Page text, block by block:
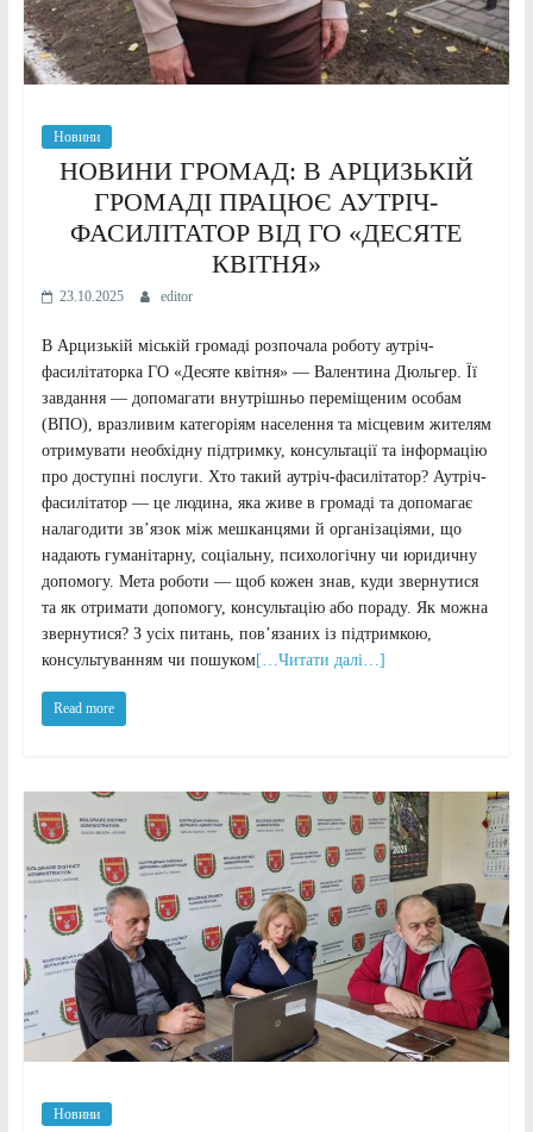
Новини
НОВИНИ ГРОМАД: В АРЦИЗЬКІЙ
ГРОМАДІ ПРАЦЮЄ АУТРІЧ-
ФАСИЛІТАТОР ВІД ГО «ДЕСЯТЕ
КВІТНЯ»
23.10.2025 editor
В Арцизькій міській громаді розпочала роботу аутріч-
фасилітаторка ГО «Десяте квітня» — Валентина Дюльгер. Її
завдання — допомагати внутрішньо переміщеним особам
(ВПО), вразливим категоріям населення та місцевим жителям
отримувати необхідну підтримку, консультації та інформацію
про доступні послуги. Хто такий аутріч-фасилітатор? Аутріч-
фасилітатор — це людина, яка живе в громаді та допомагає
налагодити зв’язок між мешканцями й організаціями, що
надають гуманітарну, соціальну, психологічну чи юридичну
допомогу. Мета роботи — щоб кожен знав, куди звернутися
та як отримати допомогу, консультацію або пораду. Як можна
звернутися? З усіх питань, пов’язаних із підтримкою,
консультуванням чи пошуком[…Читати далі…]
Read more
Новини